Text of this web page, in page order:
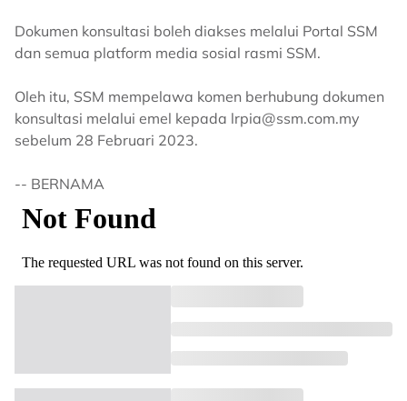
Dokumen konsultasi boleh diakses melalui Portal SSM
dan semua platform media sosial rasmi SSM.
Oleh itu, SSM mempelawa komen berhubung dokumen
konsultasi melalui emel kepada lrpia@ssm.com.my
sebelum 28 Februari 2023.
-- BERNAMA